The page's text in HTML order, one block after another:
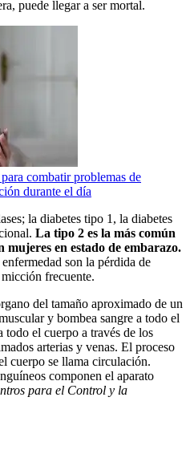
puede llegar a ser mortal.
combatir problemas de
durante el día
la diabetes tipo 1, la diabetes
La tipo 2 es la más común
mujeres en estado de embarazo.
son la pérdida de
frecuente.
del tamaño aproximado de un
y bombea sangre a todo el
todo el cuerpo a través de los
arterias y venas. El proceso
cuerpo se llama circulación.
componen el aparato
para el Control y la